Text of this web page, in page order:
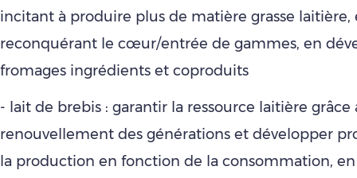
incitant à produire plus de matière grasse laitière,
reconquérant le cœur/entrée de gammes, en
fromages ingrédients et coproduits
- lait de brebis : garantir la ressource laitière grâce
renouvellement des générations et développer
la production en fonction de la consommation,